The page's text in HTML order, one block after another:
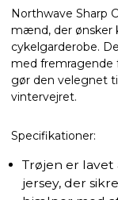
Northwave Sharp
mænd, der ønsker
cykelgarderobe.
med fremragende
gør den velegnet
vintervejret.
Specifikationer:
Trøjen er
jersey, der